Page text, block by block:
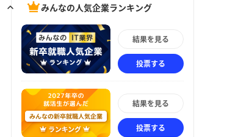
みんなの人気企業ランキング
結果を見る
投票する
結果を見る
投票する